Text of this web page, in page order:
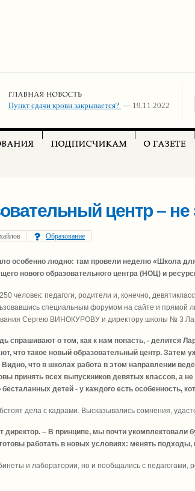
Пункт сдачи крови закрывается? — 19.11.2022
центр – не
Образование
особенно людно: там провели неделю «Школа
нового образовательного центра (НОЦ) и
человек: педагоги, родители и, конечно,
специальным форумом на сайте и прямой
Сергею ВИНОКУРОВУ и директору школы № 3
спрашивают о том, как к нам попасть, - делится
что такое новый образовательный центр.
Видно, что в школах работа в этом направлении
принять всех выпускников девятых классов, а
детей - у каждого есть особенность,
дела с кадрами. Высказывались сомнения,
директор. – В принципе, мы почти укомплектовали
работать в новых условиях: менять
и лаборатории, но и пообщались с